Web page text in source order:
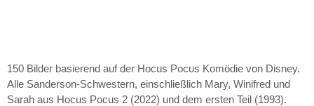
150 Bilder basierend auf der Hocus Pocus Komödie von Disney.
Alle Sanderson-Schwestern, einschließlich Mary, Winifred und
Sarah aus Hocus Pocus 2 (2022) und dem ersten Teil (1993).